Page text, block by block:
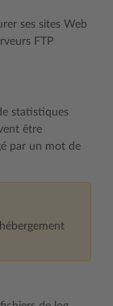
ses sites Web
FTP
statistiques
être
par un mot de